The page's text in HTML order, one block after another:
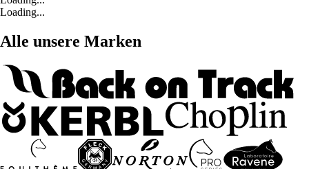
Loading...
Alle unsere Marken